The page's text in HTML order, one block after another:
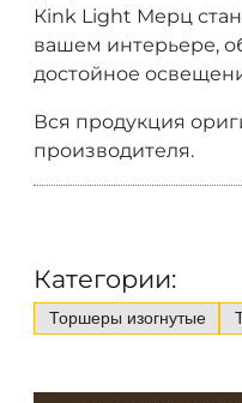
Кink Light Мерц
вашем интерьере,
достойное
Вся продукция
производителя.
Категории:
Торшеры изогнутые